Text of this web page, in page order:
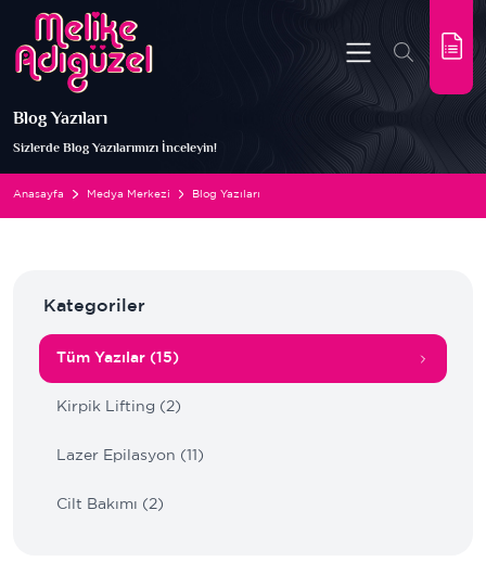
Blog Yazıları
Sizlerde Blog Yazılarımızı İnceleyin!
Anasayfa Medya Merkezi Blog Yazıları
Kategoriler
Tüm Yazılar (15)
Kirpik Lifting (2)
Lazer Epilasyon (11)
Cilt Bakımı (2)